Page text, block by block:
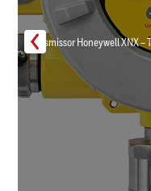
Transmissor Honeywell XNX